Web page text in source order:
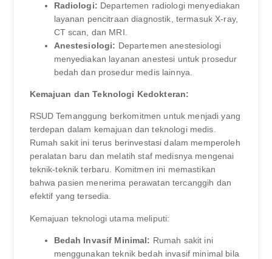
Radiologi: Departemen radiologi menyediakan
layanan pencitraan diagnostik, termasuk X-ray,
CT scan, dan MRI.
Anestesiologi: Departemen anestesiologi
menyediakan layanan anestesi untuk prosedur
bedah dan prosedur medis lainnya.
Kemajuan dan Teknologi Kedokteran:
RSUD Temanggung berkomitmen untuk menjadi yang
terdepan dalam kemajuan dan teknologi medis.
Rumah sakit ini terus berinvestasi dalam memperoleh
peralatan baru dan melatih staf medisnya mengenai
teknik-teknik terbaru. Komitmen ini memastikan
bahwa pasien menerima perawatan tercanggih dan
efektif yang tersedia.
Kemajuan teknologi utama meliputi:
Bedah Invasif Minimal: Rumah sakit ini
menggunakan teknik bedah invasif minimal bila